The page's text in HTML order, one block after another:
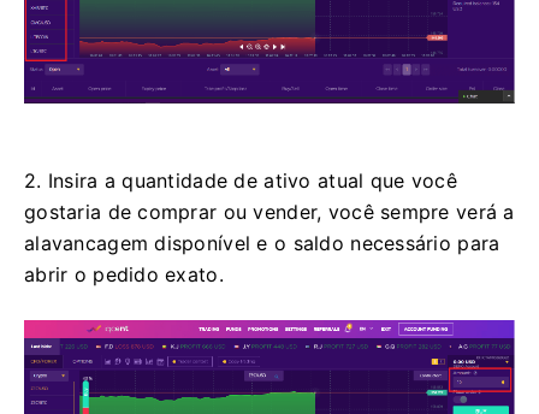
2. Insira a quantidade de ativo atual que você
gostaria de comprar ou vender, você sempre verá a
alavancagem disponível e o saldo necessário para
abrir o pedido exato.